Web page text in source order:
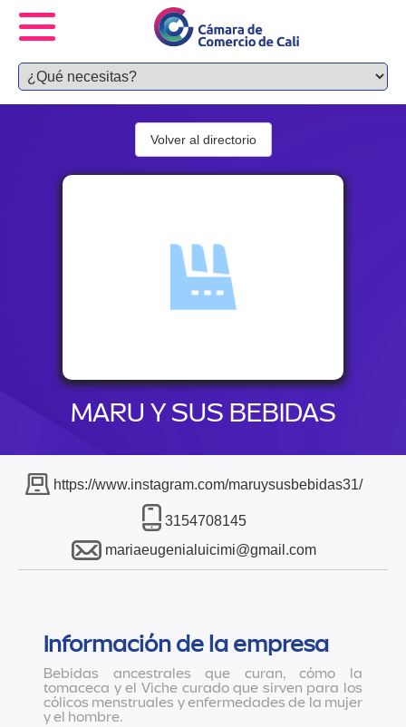
MARU Y SUS BEBIDAS
Volver al directorio
https://www.instagram.com/maruysusbebidas31/
3154708145
mariaeugenialuicimi@gmail.com
Información de la empresa
Bebidas ancestrales que curan, cómo la
tomaceca y el Viche curado que sirven para los
cólicos menstruales y enfermedades de la mujer
y el hombre.